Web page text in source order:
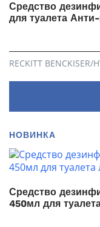
Средство
для туалета
RECKITT
НОВИНКА
Средство
450мл для